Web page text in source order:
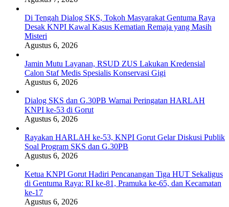
Di Tengah Dialog SKS, Tokoh Masyarakat Gentuma Raya
Desak KNPI Kawal Kasus Kematian Remaja yang Masih
Misteri
Agustus 6, 2026
Jamin Mutu Layanan, RSUD ZUS Lakukan Kredensial
Calon Staf Medis Spesialis Konservasi Gigi
Agustus 6, 2026
Dialog SKS dan G.30PB Warnai Peringatan HARLAH
KNPI ke-53 di Gorut
Agustus 6, 2026
Rayakan HARLAH ke-53, KNPI Gorut Gelar Diskusi Publik
Soal Program SKS dan G.30PB
Agustus 6, 2026
Ketua KNPI Gorut Hadiri Pencanangan Tiga HUT Sekaligus
di Gentuma Raya: RI ke-81, Pramuka ke-65, dan Kecamatan
ke-17
Agustus 6, 2026